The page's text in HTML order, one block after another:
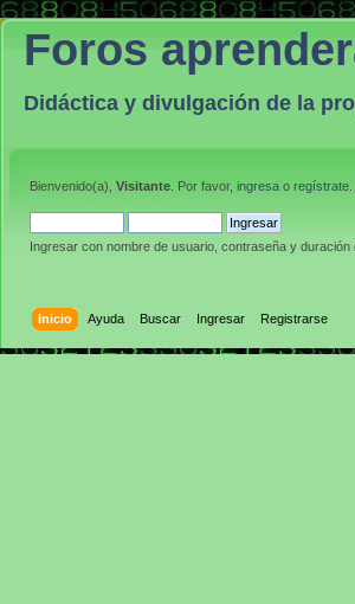
Foros
Didáctica y divulgación de la
Bienvenido(a), Visitante . Por favor, ingresa o regístrate
Ingresar con nombre de usuario, contraseña y duración
Inicio Ayuda Buscar Ingresar Registrarse